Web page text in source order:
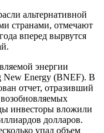
альтернативной
странами, отмечают
вперед вырвутся
энергии
New Energy (BNEF). В
отчет, отразивший
инвесторы вложили
долларов.
упал объем